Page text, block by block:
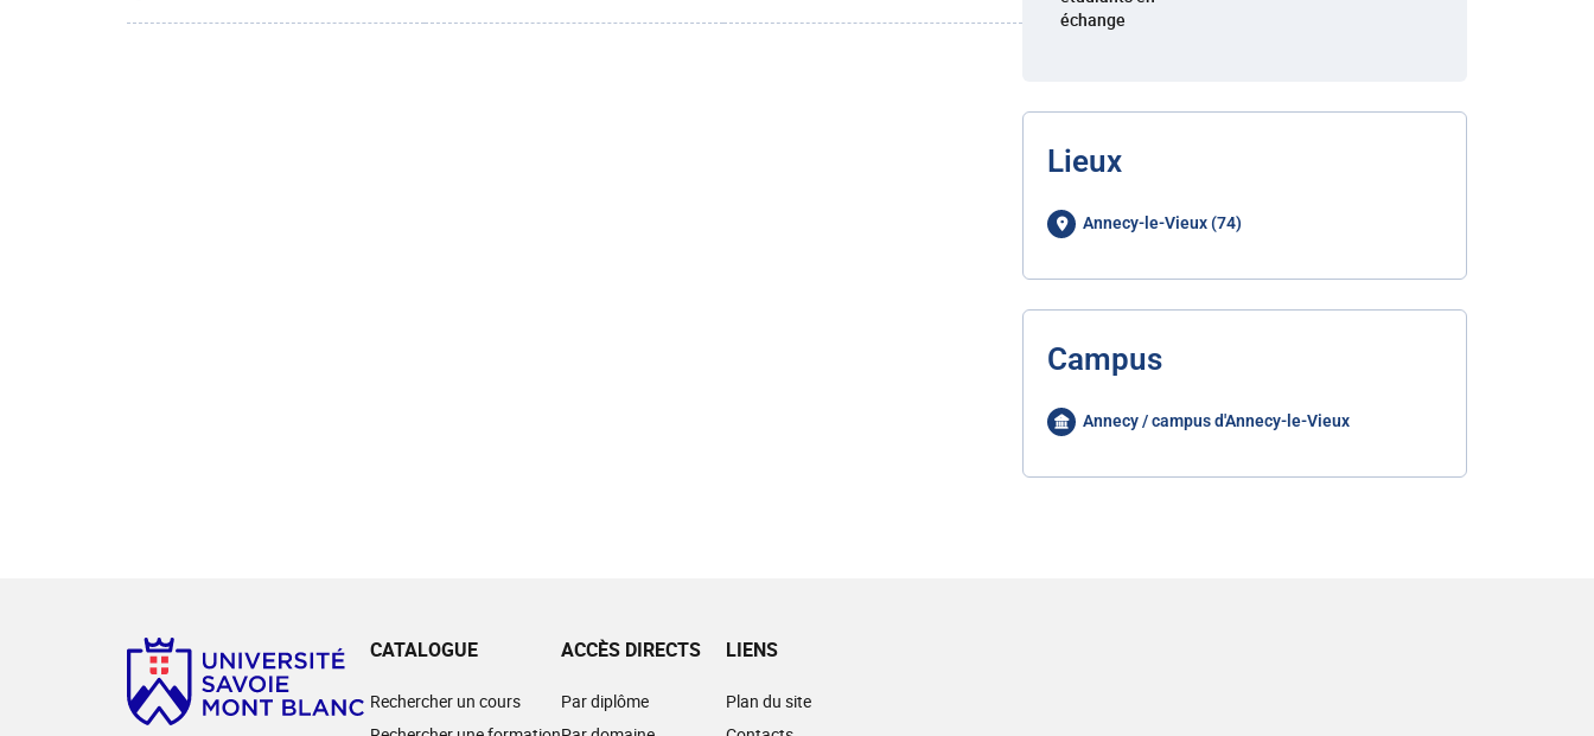
échange
Lieux
Annecy-le-Vieux (74)
Campus
Annecy / campus d'Annecy-le-Vieux
CATALOGUE
Rechercher un cours
ACCÈS DIRECTS
Par diplôme
LIENS
Plan du site